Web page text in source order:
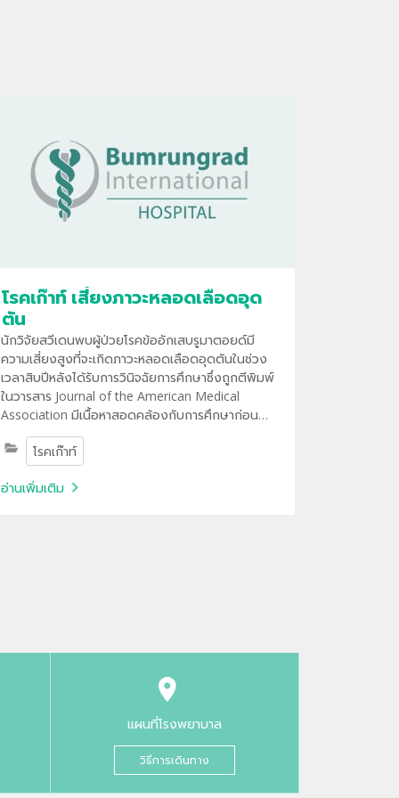
โรคเก๊าท์ เสี่ยงภาวะหลอดเลือดอุด
ตัน
นักวิจัยสวีเดนพบผู้ป่วยโรคข้ออักเสบรูมาตอยด์มี
ความเสี่ยงสูงที่จะเกิดภาวะหลอดเลือดอุดตันในช่วง
เวลาสิบปีหลังได้รับการวินิจฉัยการศึกษาซึ่งถูกตีพิมพ์
ในวารสาร Journal of the American Medical
Association มีเนื้อหาสอดคล้องกับการศึกษาก่อน
หน้านี้ที่ระบุว่าผู้ป่วยโรคข้ออักเสบรูมาตอยด์มักเสี่ยง
กับการเป็นโรคหลอดเลือดดำที่ขาอุดตัน หรือที่รู้จักกัน
ทั่วไปว่าโรคชั้นประหยัด ซึ่งอาจก่อให้เกิดโรคหลอด
เลือดสมองตีบตันและภาวะกล้ามเนื้อหัวใจขาดเลือด
โรคเก๊าท์
อ่านเพิ่มเติม
แผนที่โรงพยาบาล
วิธีการเดินทาง